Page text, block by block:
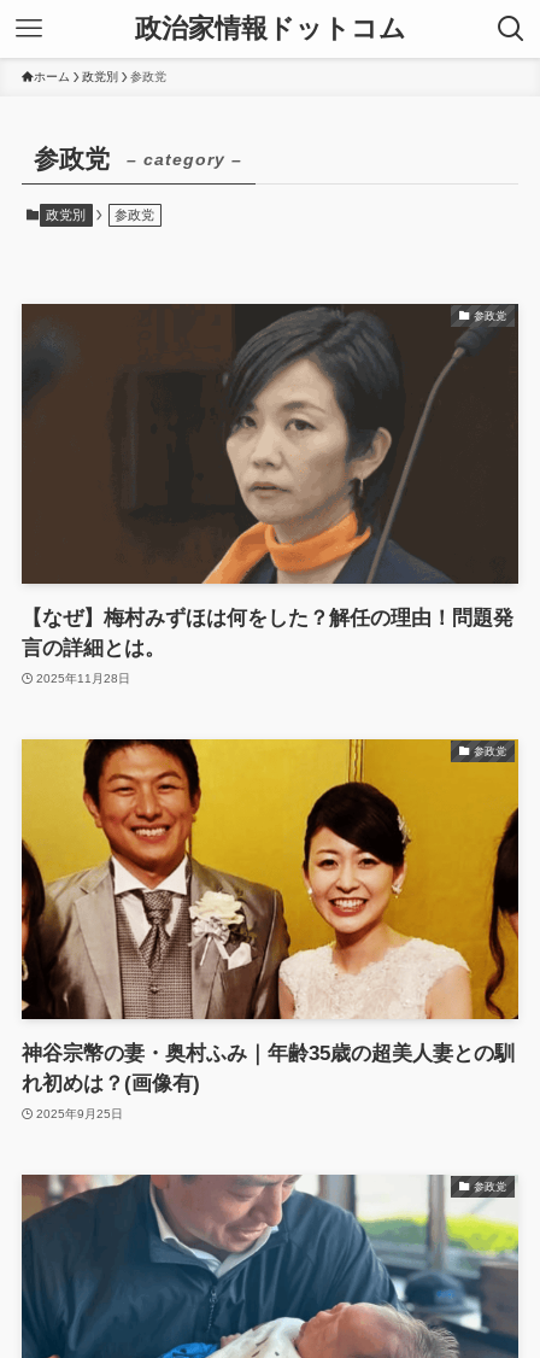
政治家情報ドットコム
ホーム 政党別 参政党
参政党 – category –
政党別 参政党
参政党
【なぜ】梅村みずほは何をした？解任の理由！問題発
言の詳細とは。
2025年11月28日
参政党
神谷宗幣の妻・奥村ふみ｜年齢35歳の超美人妻との馴
れ初めは？(画像有)
2025年9月25日
参政党